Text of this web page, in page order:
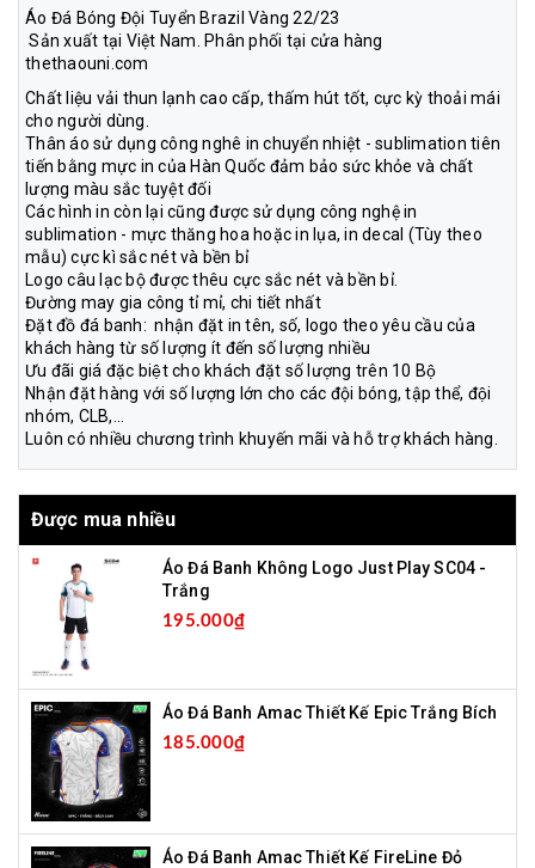
Áo Đá Bóng Đội Tuyển Brazil Vàng 22/23
Sản xuất tại Việt Nam. Phân phối tại cửa hàng
thethaouni.com
Chất liệu vải thun lạnh cao cấp, thấm hút tốt, cực kỳ thoải mái
cho người dùng.
Thân áo sử dụng công nghê in chuyển nhiệt - sublimation tiên
tiến bằng mực in của Hàn Quốc đảm bảo sức khỏe và chất
lượng màu sắc tuyệt đối
Các hình in còn lại cũng được sử dụng công nghệ in
sublimation - mực thăng hoa hoặc in lụa, in decal (Tùy theo
mẫu) cực kì sắc nét và bền bỉ
Logo câu lạc bộ được thêu cực sắc nét và bền bỉ.
Đường may gia công tỉ mỉ, chi tiết nhất
Đặt đồ đá banh: nhận đặt in tên, số, logo theo yêu cầu của
khách hàng từ số lượng ít đến số lượng nhiều
Ưu đãi giá đặc biệt cho khách đặt số lượng trên 10 Bộ
Nhận đặt hàng với số lượng lớn cho các đội bóng, tập thể, đội
nhóm, CLB,...
Luôn có nhiều chương trình khuyến mãi và hỗ trợ khách hàng.
Được mua nhiều
Áo Đá Banh Không Logo Just Play SC04 -
Trắng
195.000₫
Áo Đá Banh Amac Thiết Kế Epic Trắng Bích
185.000₫
Áo Đá Banh Amac Thiết Kế FireLine Đỏ